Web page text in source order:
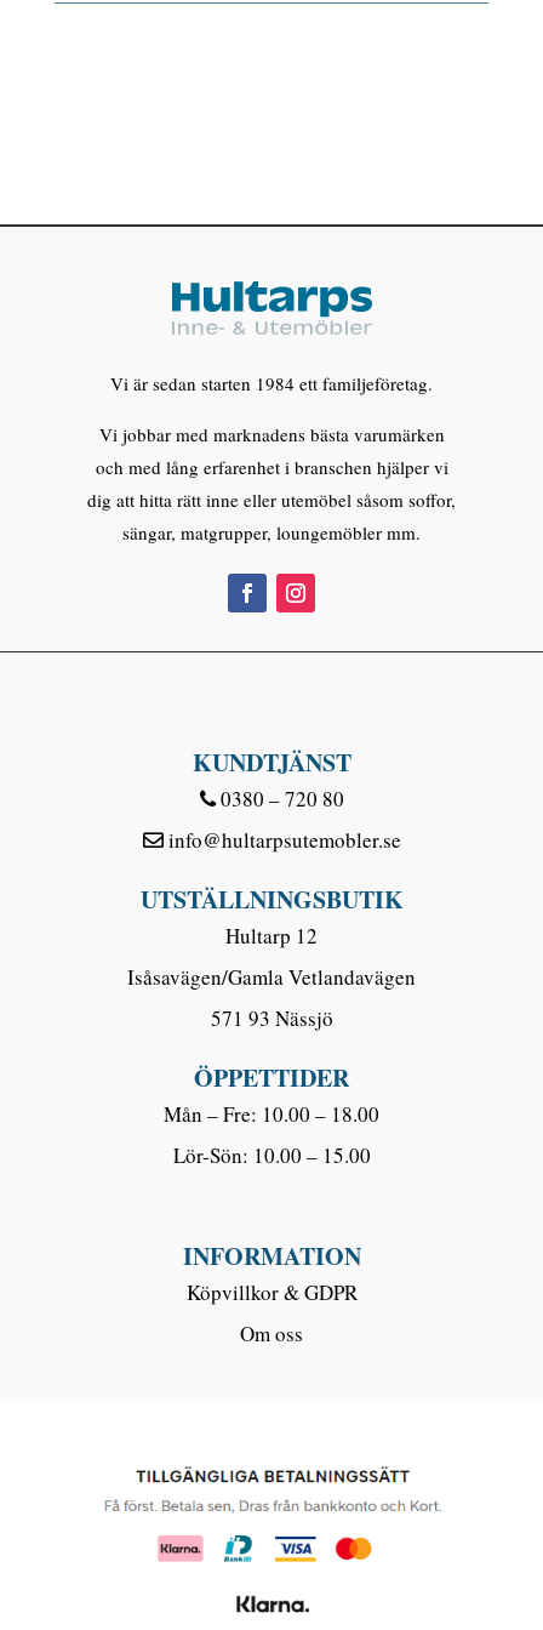
Vi är sedan starten 1984 ett familjeföretag.
Vi jobbar med marknadens bästa varumärken
och med lång erfarenhet i branschen hjälper vi
dig att hitta rätt inne eller utemöbel såsom soffor,
sängar, matgrupper, loungemöbler mm.
KUNDTJÄNST
0380 – 720 80
info@hultarpsutemobler.se
UTSTÄLLNINGSBUTIK
Hultarp 12
Isåsavägen/Gamla Vetlandavägen
571 93 Nässjö
ÖPPETTIDER
Mån – Fre: 10.00 – 18.00
Lör-Sön: 10.00 – 15.00
INFORMATION
Köpvillkor & GDPR
Om oss